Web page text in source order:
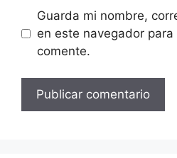
Guarda mi nombre,
en este navegador
comente.